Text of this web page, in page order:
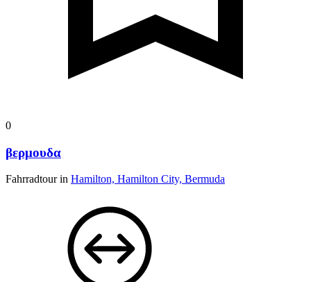
0
βερμουδα
Fahrradtour in Hamilton, Hamilton City, Bermuda